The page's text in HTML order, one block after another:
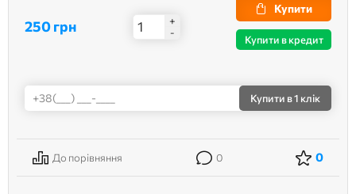
250 грн
+
-
Купити
Купити в кредит
Купити в 1 клік
До порівняння 0 0